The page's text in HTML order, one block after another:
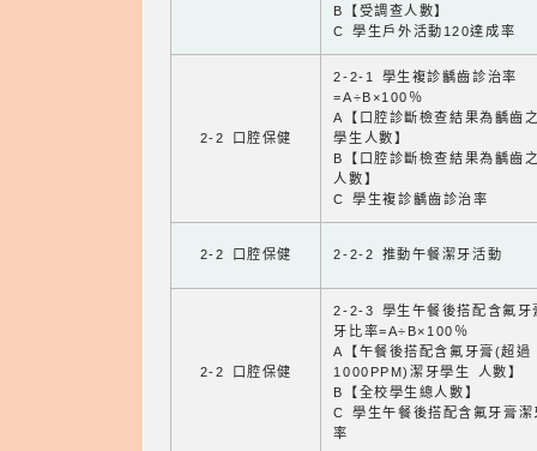
B【受調查人數】
C 學生戶外活動120達成率
2-2 口腔保健
2-2-1 學生複診齲齒診治率
=A÷B×100％
A【口腔診斷檢查結果為齲齒
學生人數】
B【口腔診斷檢查結果為齲齒
人數】
C 學生複診齲齒診治率
2-2 口腔保健 2-2-2 推動午餐潔牙活動
2-2 口腔保健
2-2-3 學生午餐後搭配含氟牙
牙比率=A÷B×100％
A【午餐後搭配含氟牙膏(超過
1000PPM)潔牙學生 人數】
B【全校學生總人數】
C 學生午餐後搭配含氟牙膏潔
率